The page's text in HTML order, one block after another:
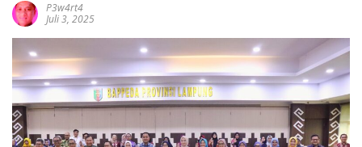
P3w4rt4
Juli 3, 2025